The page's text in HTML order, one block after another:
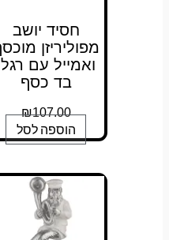
חסיד יושב
מפוליריזן מוכסף
ואמייל עם רגלי
בד כסף
₪107.00
הוספה לסל